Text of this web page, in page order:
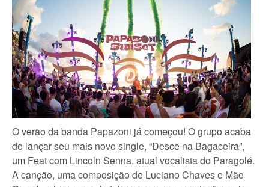
O verão da banda Papazoni já começou! O grupo acaba
de lançar seu mais novo single, “Desce na Bagaceira”,
um Feat com Lincoln Senna, atual vocalista do Paragolé.
A canção, uma composição de Luciano Chaves e Mão